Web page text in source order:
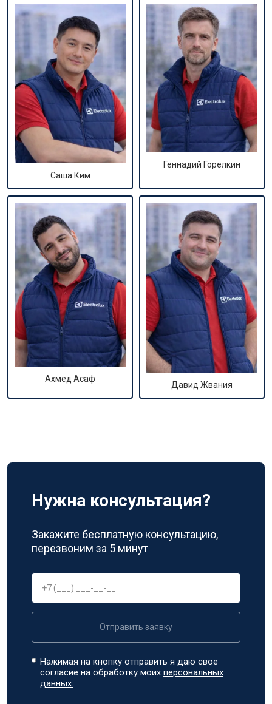
Саша Ким
Геннадий Горелкин
Ахмед Асаф
Давид Жвания
Нужна консультация?
Закажите бесплатную консультацию,
перезвоним за 5 минут
Отправить заявку
Нажимая на кнопку отправить я даю свое
согласие на обработку моихперсональных
данных.